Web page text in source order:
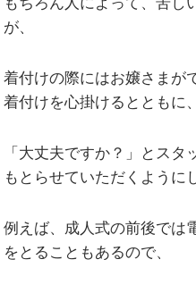
が、
着付けの際にはお嬢さまが
着付けを心掛けるとともに、
「大丈夫ですか？」とス
もとらせていただくように
例えば、成人式の前後では
をとることもあるので、